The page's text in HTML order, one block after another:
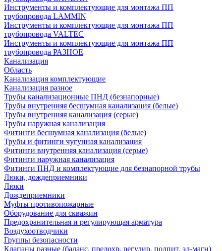
Инструменты и комплектующие для монтажа ПП
трубопровода LAMMIN
Инструменты и комплектующие для монтажа ПП
трубопровода VALTEC
Инструменты и комплектующие для монтажа ПП
трубопровода РАЗНОЕ
Канализация
Область
Канализация комплектующие
Канализация разное
Трубы канализационные ПНД (безнапорные)
Трубы внутренняя бесшумная канализация (белые)
Трубы внутренняя канализация (серые)
Трубы наружная канализация
Фитинги бесшумная канализация (белые)
Трубы и фитинги чугунная канализация
Фитинги внутренняя канализация (серые)
Фитинги наружная канализация
Фитинги ПНД и комплектующие для безнапорной трубы
Люки, дождеприемники
Люки
Дождеприемники
Муфты противопожарные
Оборудование для скважин
Предохранительная и регулирующая арматура
Воздухоотводчики
Группы безопасности
Клапаны разные (баланс, предохр, регулир, подпит, эл-магн)